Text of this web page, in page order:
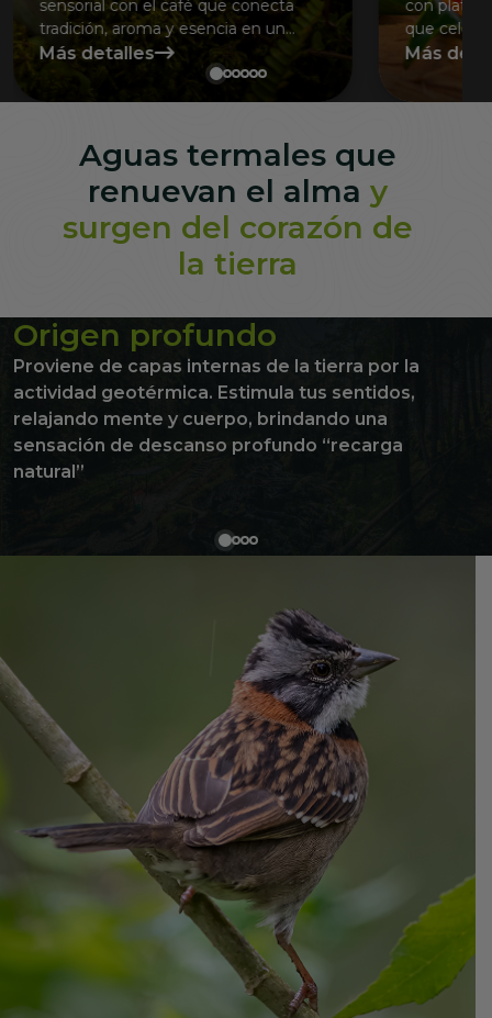
sensorial con el café que conecta
tradición, aroma y esencia en un
entorno natural único del Eje
Más detalles
con platos
que
te rodea.
Más
Aguas termales que
renuevan el alma y
surgen del corazón de
la tierra
Origen profundo
Proviene de capas internas de la tierra por la
actividad geotérmica. Estimula tus sentidos,
relajando mente y cuerpo, brindando una
sensación de descanso profundo “recarga
natural”